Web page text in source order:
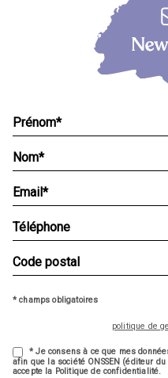
* champs obligatoires
politique de
* Je consens à ce que mes
afin que la société ONSSEN (éditeur
accepte la Politique de confidentialité.